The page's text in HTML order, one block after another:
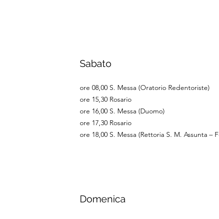
Sabato
ore 08,00 S. Messa (Oratorio Redentoriste)
ore 15,30 Rosario
ore 16,00 S. Messa (Duomo)
ore 17,30 Rosario
ore 18,00 S. Messa (Rettoria S. M. Assunta –
Domenica